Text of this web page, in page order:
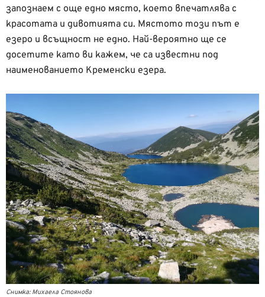
запознаем с още едно място, което впечатлява с
красотата и дивотията си. Мястото този път е
езеро и всъщност не едно. Най-вероятно ще се
досетите като ви кажем, че са известни под
наименованието Кременски езера.
Снимка: Михаела Стоянова